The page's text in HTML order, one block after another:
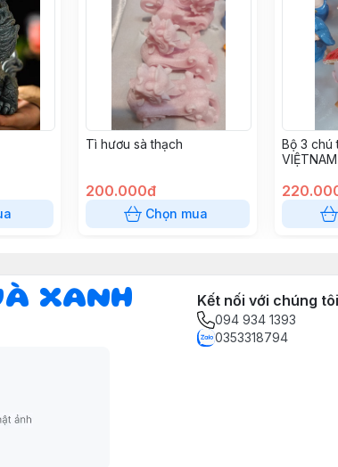
Tì hươu sà thạch
200.000đ
Chọn mua
Bộ 3 chú
VIỆTNAM
XANH
Kết nối với chúng tôi
094 934 1393
0353318794